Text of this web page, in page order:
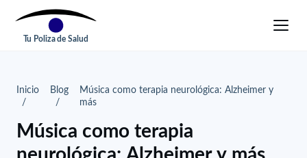
Tu Poliza de Salud
Inicio Blog
Música como terapia neurológica: Alzheimer y
más
Música como terapia
neurológica: Alzheimer y más